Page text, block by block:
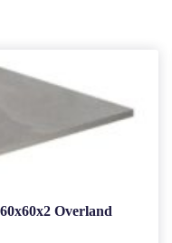
Overland